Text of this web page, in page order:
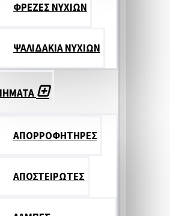
ΦΡΕΖΕΣ ΝΥΧΙΩΝ
ΨΑΛΙΔΑΚΙΑ ΝΥΧΙΩΝ
ΑΠΟΡΡΟΦΗΤΗΡΕΣ
ΑΠΟΣΤΕΙΡΩΤΕΣ